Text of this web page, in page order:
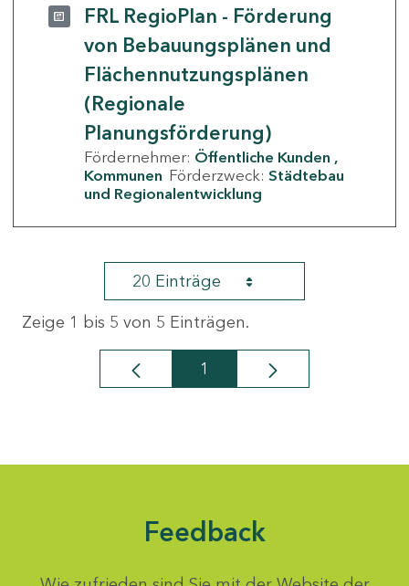
FRL RegioPlan - Förderung
von Bebauungsplänen und
Flächennutzungsplänen
(Regionale
Planungsförderung)
Fördernehmer: Öffentliche Kunden
Kommunen Förderzweck: Städtebau
und Regionalentwicklung
20 Einträge
Zeige 1 bis 5 von 5 Einträgen.
Seite
1
Feedback